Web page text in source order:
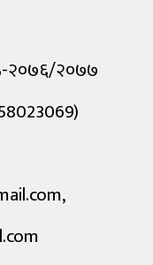
२०७६/२०७७
,